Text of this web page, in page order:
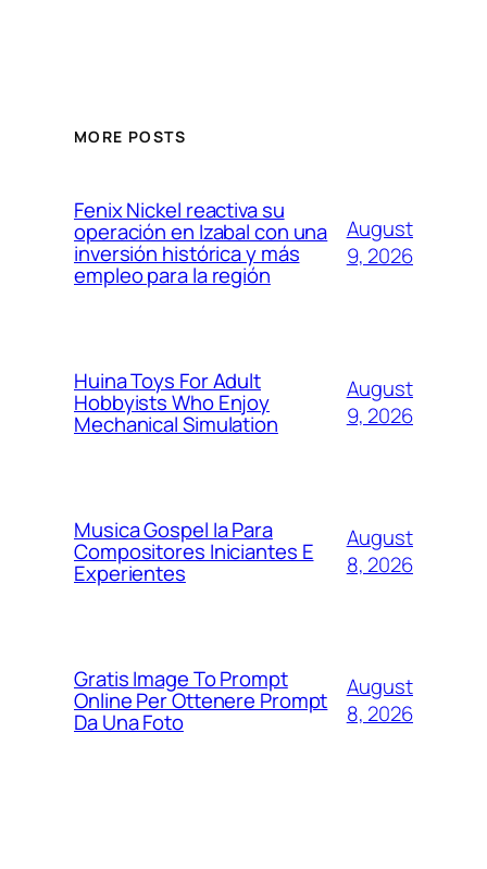
MORE POSTS
Fenix Nickel reactiva su
operación en Izabal con una
inversión histórica y más
empleo para la región
August
9, 2026
Huina Toys For Adult
Hobbyists Who Enjoy
Mechanical Simulation
August
9, 2026
Musica Gospel Ia Para
Compositores Iniciantes E
Experientes
August
8, 2026
Gratis Image To Prompt
Online Per Ottenere Prompt
Da Una Foto
August
8, 2026